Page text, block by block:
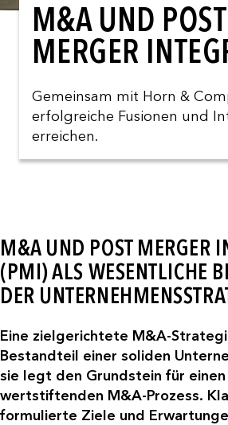
M&A UND POST
MERGER
Gemeinsam mit Horn &
erfolgreiche Fusionen und
erreichen.
M&A UND POST MERGER
(PMI) ALS WESENTLICHE
DER
Eine zielgerichtete M&A-
Bestandteil einer soliden
sie legt den Grundstein für
wertstiftenden M&A-Prozess.
formulierte Ziele und